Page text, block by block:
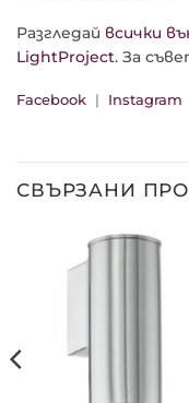
Разгледай всички
LightProject. За
Facebook | Instagram
СВЪРЗАНИ